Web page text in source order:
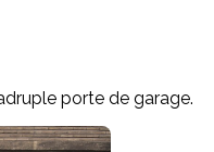
porte de garage.